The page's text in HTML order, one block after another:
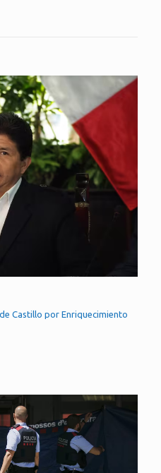
Castillo por Enriquecimiento